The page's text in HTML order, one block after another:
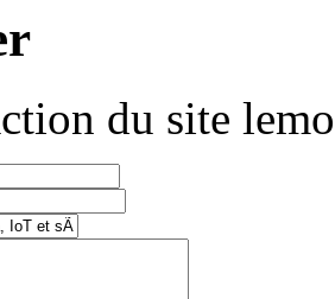
du site